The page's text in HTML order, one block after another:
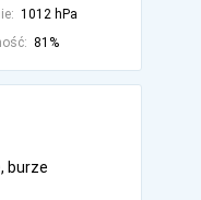
1012 hPa
81%
burze